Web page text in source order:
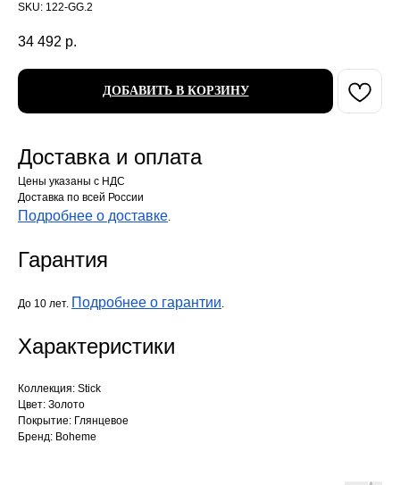
SKU: 122-GG.2
34 492 р.
ДОБАВИТЬ В КОРЗИНУ
Доставка и оплата
Цены указаны с НДС
Доставка по всей России
Подробнее о доставке.
Гарантия
До 10 лет. Подробнее о гарантии.
Характеристики
Коллекция: Stick
Цвет: Золото
Покрытие: Глянцевое
Бренд: Boheme